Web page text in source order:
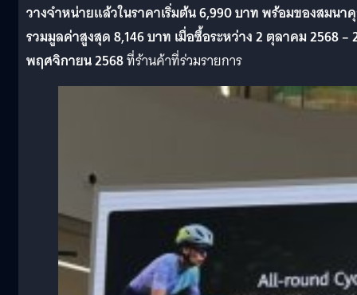
วางจำหน่ายแล้วในราคาเริ่มต้น 6,990 บาท พร้อมของสมน
รวมมูลค่าสูงสุด 8,146 บาท เมื่อซื้อระหว่าง 2 ตุลาคม 2568 –
พฤศจิกายน 2568ที่ร้านค้าที่ร่วมรายการ